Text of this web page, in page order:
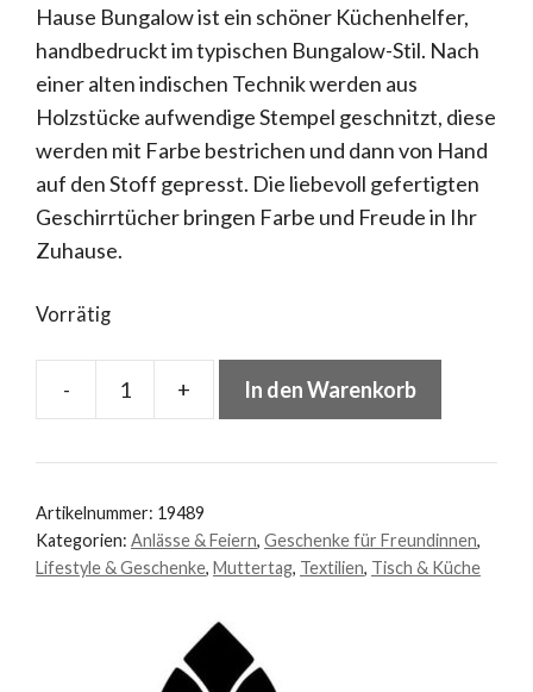
Hause Bungalow ist ein schöner Küchenhelfer,
handbedruckt im typischen Bungalow-Stil. Nach
einer alten indischen Technik werden aus
Holzstücke aufwendige Stempel geschnitzt, diese
werden mit Farbe bestrichen und dann von Hand
auf den Stoff gepresst. Die liebevoll gefertigten
Geschirrtücher bringen Farbe und Freude in Ihr
Zuhause.
Vorrätig
-
Bungalow
Elderflower
Blue
Menge
+ In den Warenkorb
Artikelnummer: 19489
Kategorien: Anlässe & Feiern, Geschenke für Freundinnen,
Lifestyle & Geschenke, Muttertag, Textilien, Tisch & Küche